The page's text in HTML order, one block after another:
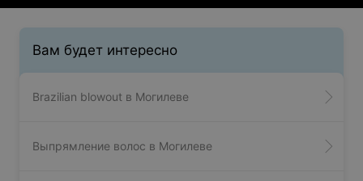
Вам будет интересно
Brazilian blowout в Могилеве
Выпрямление волос в Могилеве